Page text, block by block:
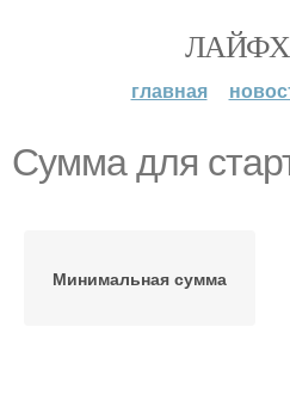
главная
Сумма для
Минимальная сумма